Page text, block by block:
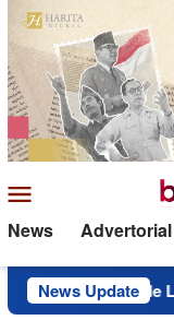
Loncat
ke
konten
Mobile
News Advertorial
News Update
Latuconsina Jadi